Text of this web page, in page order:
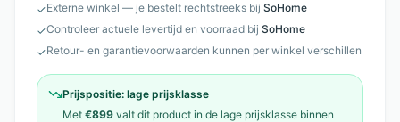
✓Externe winkel — je bestelt rechtstreeks bij SoHome
✓Controleer actuele levertijd en voorraad bij SoHome
✓Retour- en garantievoorwaarden kunnen per winkel verschillen
Prijspositie: lage prijsklasse
Met €899 valt dit product in de lage prijsklasse binnen